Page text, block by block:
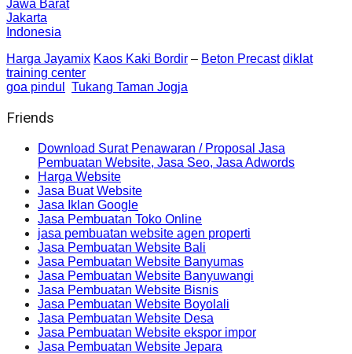
Jawa Barat
Jakarta
Indonesia
Harga Jayamix Kaos Kaki Bordir – Beton Precast diklat
training center
goa pindul
Tukang Taman Jogja
Friends
Download Surat Penawaran / Proposal Jasa
Pembuatan Website, Jasa Seo, Jasa Adwords
Harga Website
Jasa Buat Website
Jasa Iklan Google
Jasa Pembuatan Toko Online
jasa pembuatan website agen properti
Jasa Pembuatan Website Bali
Jasa Pembuatan Website Banyumas
Jasa Pembuatan Website Banyuwangi
Jasa Pembuatan Website Bisnis
Jasa Pembuatan Website Boyolali
Jasa Pembuatan Website Desa
Jasa Pembuatan Website ekspor impor
Jasa Pembuatan Website Jepara